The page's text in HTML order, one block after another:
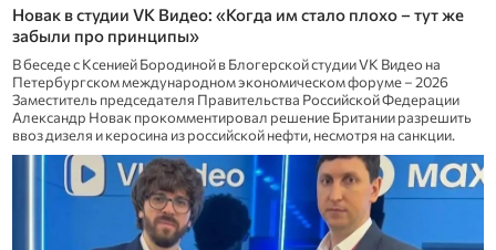
Новак в студии VK Видео: «Когда им стало плохо – тут же
забыли про принципы»
В беседе с Ксенией Бородиной в Блогерской студии VK Видео на
Петербургском международном экономическом форуме – 2026
Заместитель председателя Правительства Российской Федерации
Александр Новак прокомментировал решение Британии разрешить
ввоз дизеля и керосина из российской нефти, несмотря на санкции.